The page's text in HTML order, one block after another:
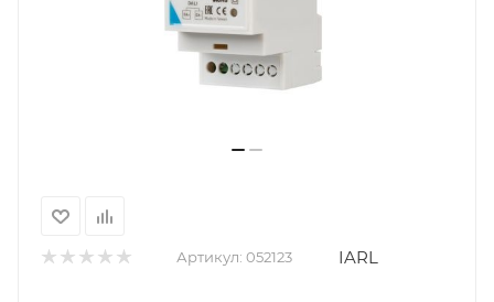
Артикул: 052123 IARL